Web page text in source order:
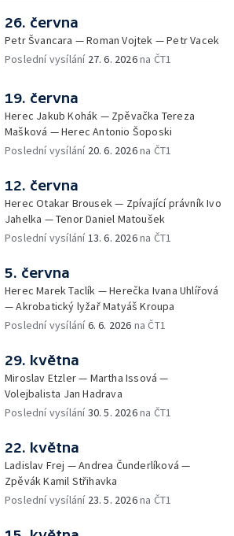
26. června
Petr Švancara — Roman Vojtek — Petr Vacek
Poslední vysílání 27. 6. 2026na ČT1
19. června
Herec Jakub Kohák — Zpěvačka Tereza
Mašková — Herec Antonio Šoposki
Poslední vysílání 20. 6. 2026na ČT1
12. června
Herec Otakar Brousek — Zpívající právník Ivo
Jahelka — Tenor Daniel Matoušek
Poslední vysílání 13. 6. 2026na ČT1
5. června
Herec Marek Taclík — Herečka Ivana Uhlířová
— Akrobatický lyžař Matyáš Kroupa
Poslední vysílání6. 6. 2026 na ČT1
29. května
Miroslav Etzler — Martha Issová —
Volejbalista Jan Hadrava
Poslední vysílání30. 5. 2026na ČT1
22. května
Ladislav Frej — Andrea Čunderlíková —
Zpěvák Kamil Střihavka
Poslední vysílání 23. 5. 2026na ČT1